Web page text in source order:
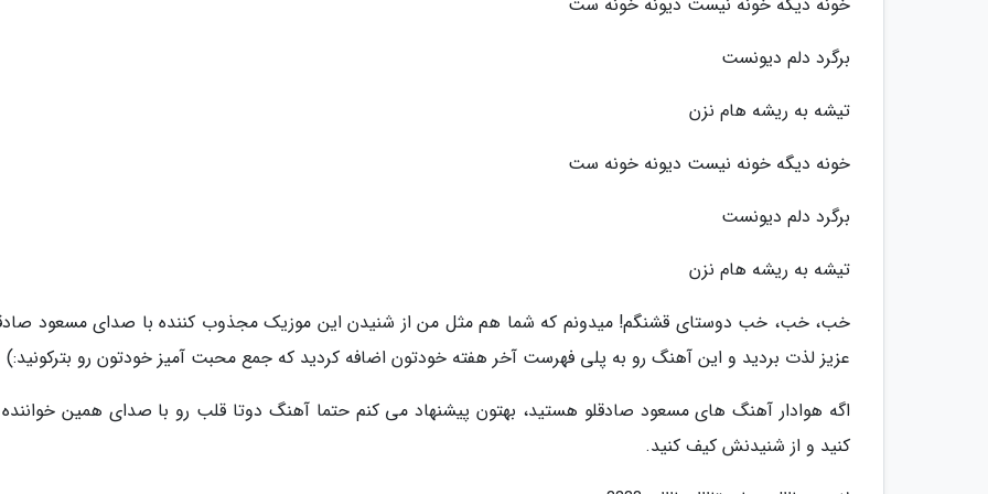
برگرد دلم دیونست
تیشه به ریشه هام نزن
خونه دیگه خونه نیست دیونه خونه ست
برگرد دلم دیونست
تیشه به ریشه هام نزن
خب، خب، خب دوستای قشنگم! میدونم که شما هم مثل من از شنیدن این موزیک مجذوب کننده با صدای مسعود
عزیز لذت بردید و این آهنگ رو به پلی فهرست آخر هفته خودتون اضافه کردید که جمع محبت آمیز خودتون رو بترکونید:)
اگه هوادار آهنگ های مسعود صادقلو هستید، بهتون پیشنهاد می کنم حتما آهنگ دوتا قلب رو با صدای همین
کنید و از شنیدنش کیف کنید.